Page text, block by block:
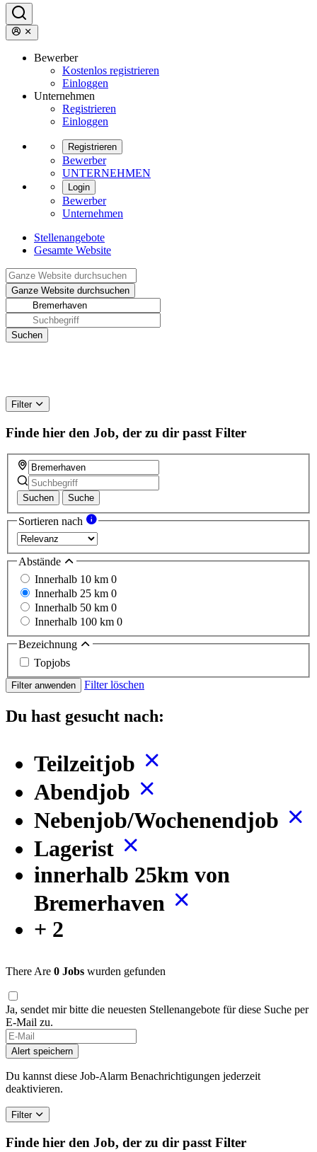
Bewerber
Kostenlos registrieren
Einloggen
Unternehmen
Registrieren
Einloggen
Registrieren
Bewerber
UNTERNEHMEN
Login
Bewerber
Unternehmen
Stellenangebote
Gesamte Website
Filter
Finde hier den Job, der zu dir passt Filter
Suchen Suche
Sortieren nach
Abstände
Innerhalb 10 km 0
Innerhalb 25 km 0
Innerhalb 50 km 0
Innerhalb 100 km 0
Bezeichnung
Topjobs
Filter anwenden Filter löschen
Du hast gesucht nach:
Teilzeitjob
Abendjob
Nebenjob/Wochenendjob
Lagerist
innerhalb 25km von
Bremerhaven
+ 2
There Are 0 Jobs wurden gefunden
Ja, sendet mir bitte die neuesten Stellenangebote für diese Suche per
E-Mail zu.
Alert speichern
Du kannst diese Job-Alarm Benachrichtigungen jederzeit
deaktivieren.
Filter
Finde hier den Job, der zu dir passt Filter